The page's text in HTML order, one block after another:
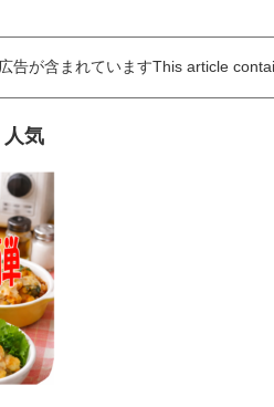
告が含まれていますThis article
人気